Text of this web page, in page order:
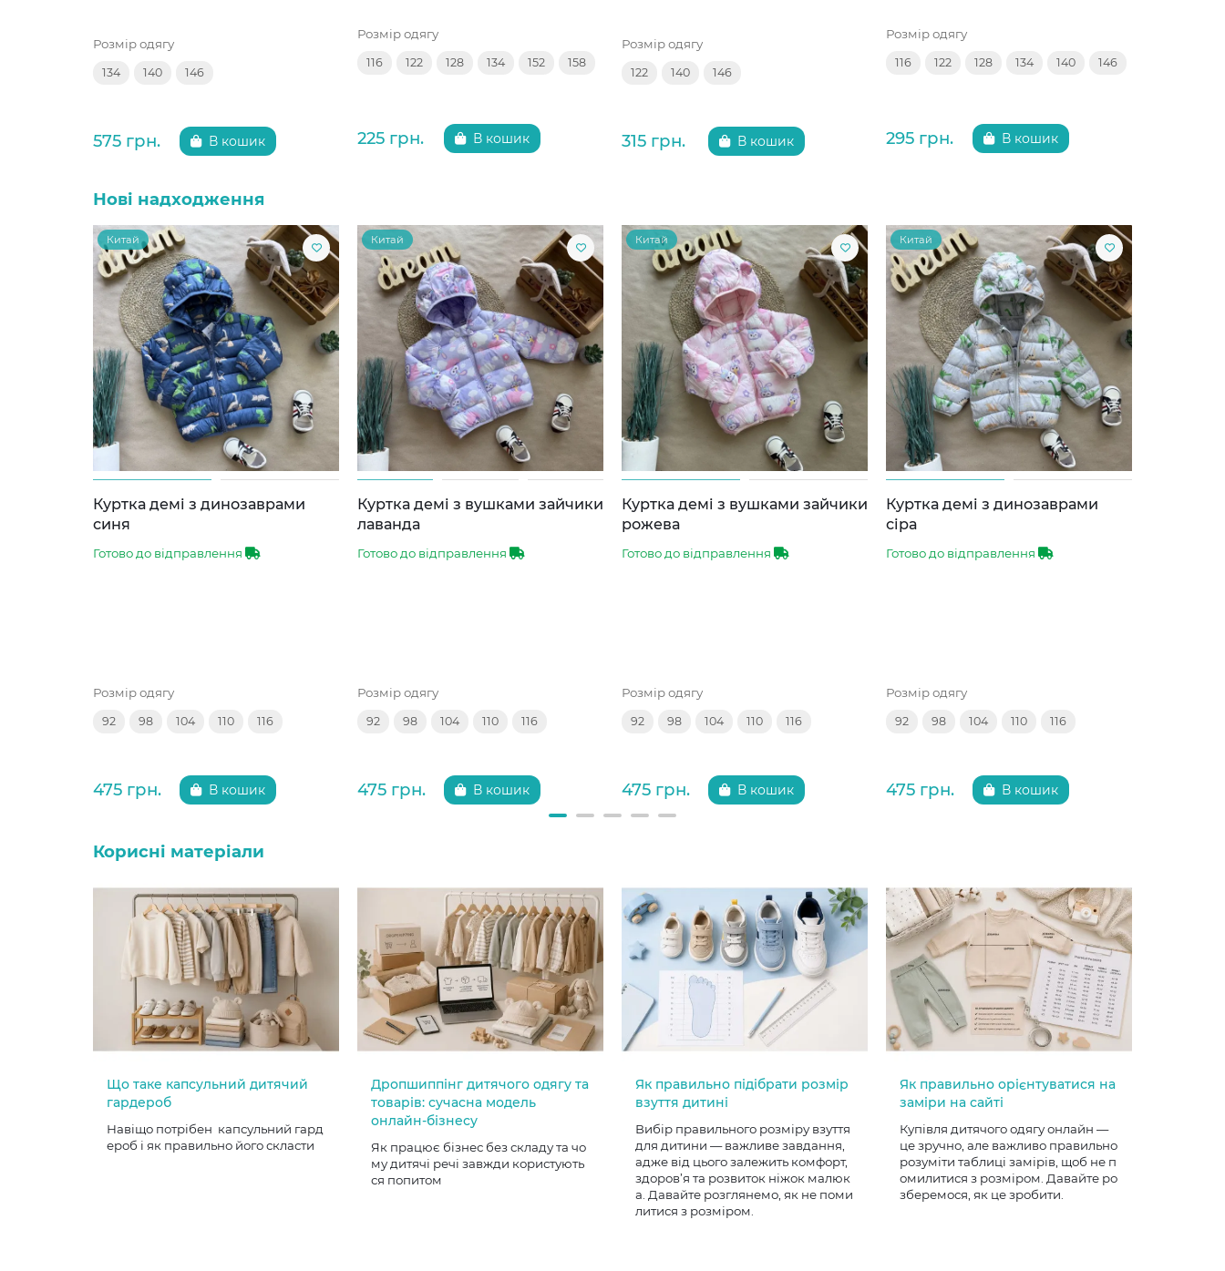
Розмір одягу
134 140 146
575 грн. В кошик
Розмір одягу
116 122 128 134 152 158
225 грн. В кошик
Розмір одягу
122 140 146
315 грн. В кошик
Розмір одягу
116 122 128 134 140 146
295 грн. В кошик
Нові надходження
Китай
Куртка демі з динозаврами
синя
Готово до відправлення
Розмір одягу
92 98 104 110 116
475 грн. В кошик
Китай
Куртка демі з вушками зайчики
лаванда
Готово до відправлення
Розмір одягу
92 98 104 110 116
475 грн. В кошик
Китай
Куртка демі з вушками зайчики
рожева
Готово до відправлення
Розмір одягу
92 98 104 110 116
475 грн. В кошик
Китай
Куртка демі з динозаврами
сіра
Готово до відправлення
Розмір одягу
92 98 104 110 116
475 грн. В кошик
Корисні матеріали
Що таке капсульний дитячий
гардероб
Навіщо потрібен капсульний гард
ероб і як правильно його скласти
Дропшиппінг дитячого одягу та
товарів: сучасна модель
онлайн-бізнесу
Як працює бізнес без складу та чо
му дитячі речі завжди користують
ся попитом
Як правильно підібрати розмір
взуття дитині
Вибір правильного розміру взуття
для дитини — важливе завдання,
адже від цього залежить комфорт,
здоров’я та розвиток ніжок малюк
а. Давайте розглянемо, як не поми
литися з розміром.
Як правильно орієнтуватися на
заміри на сайті
Купівля дитячого одягу онлайн —
це зручно, але важливо правильно
розуміти таблиці замірів, щоб не п
омилитися з розміром. Давайте ро
зберемося, як це зробити.